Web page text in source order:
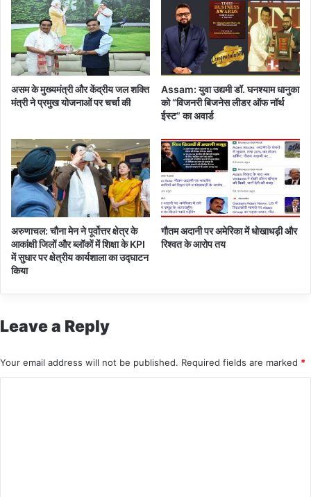
टी
दु
ल्ह
न
की
र
ह
ज
क
र
तै
या
र
असम के मुख्यमंत्री और केंद्रीय जल शक्ति
मंत्री ने प्रमुख योजनाओं पर चर्चा की
Assam: युवा उद्यमी डॉ. घनश्याम धानुका
को “विजनरी बिजनेस लीडर ऑफ नॉर्थ
ईस्ट” का अवार्ड
अरुणाचल: चौना मेन ने पूर्वोत्तर क्षेत्र के
आकांक्षी जिलों और ब्लॉकों में शिक्षा के KPI
में सुधार पर क्षेत्रीय कार्यशाला का उद्घाटन
किया
गौतम अदानी पर अमेरिका में धोखाधड़ी और
रिश्वत के आरोप तय
Leave a Reply
Your email address will not be published. Required fields are marked *